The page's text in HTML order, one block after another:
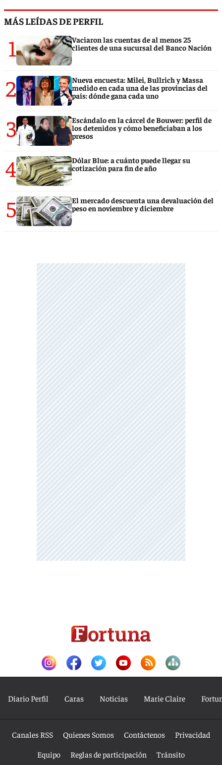
MÁS LEÍDAS DE PERFIL
1
Vaciaron las cuentas de al menos 25
clientes de una sucursal del Banco Nación
2
Nueva encuesta: Milei, Bullrich y Massa
medido en cada una de las provincias del
país: dónde gana cada uno
3
Escándalo en la cárcel de Bouwer: perfil de
los detenidos y cómo beneficiaban a los
presos
4
Dólar Blue: a cuánto puede llegar su
cotización para fin de año
5
El mercado descuenta una devaluación del
peso en noviembre y diciembre
Diario Perfil Caras Noticias Marie Claire
Canales RSS Quienes Somos Contáctenos
Privacidad
Equipo
Reglas de participación Tránsito